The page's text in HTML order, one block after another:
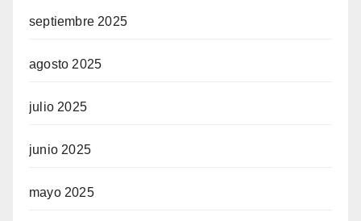
septiembre 2025
agosto 2025
julio 2025
junio 2025
mayo 2025